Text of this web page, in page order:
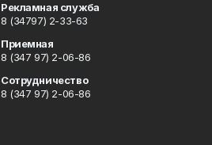
Рекламная служба
8 (34797) 2-33-63
Приемная
8 (347 97) 2-06-86
Сотрудничество
8 (347 97) 2-06-86